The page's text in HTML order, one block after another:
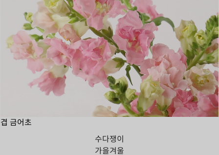
겹 금어초
수다쟁이
가을겨울